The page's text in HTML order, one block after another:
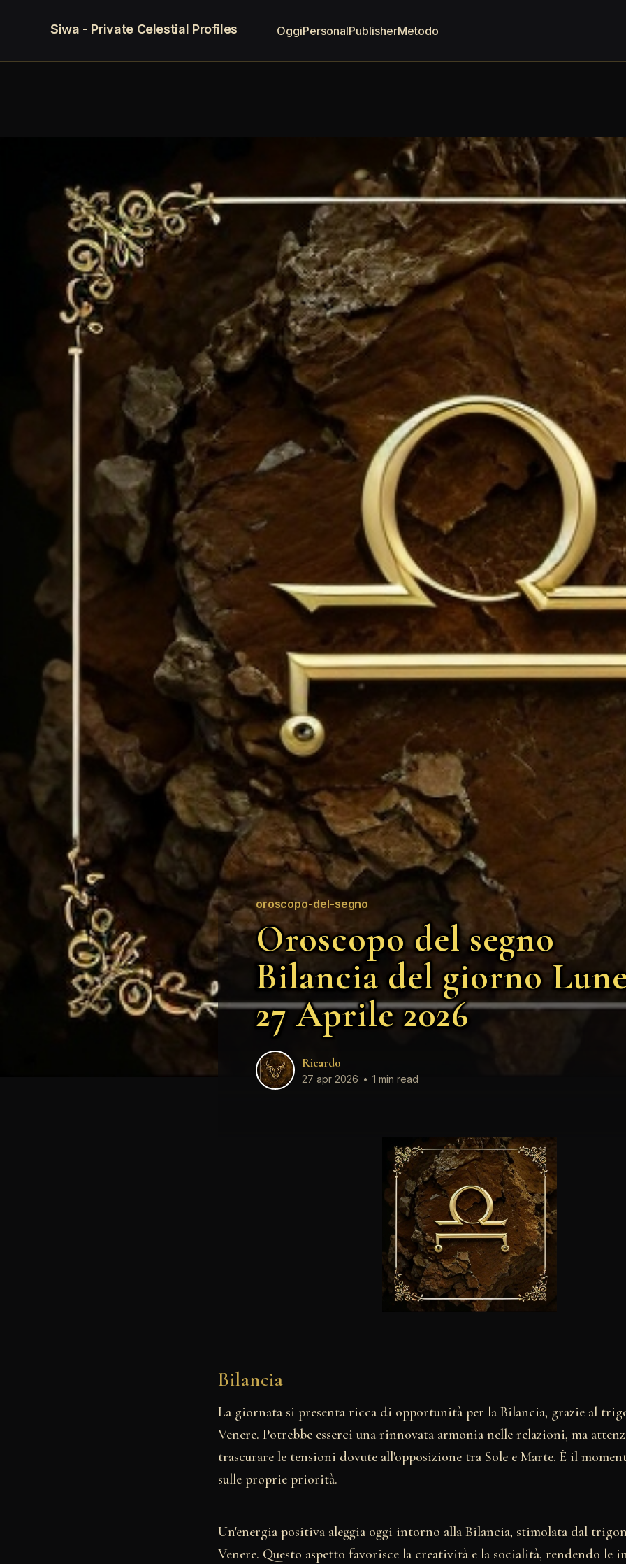
Siwa - Private Celestial Profiles OggiPersonalPublisherMetodo
oroscopo-del-segno
Oroscopo del segno
Bilancia del giorno
27 Aprile 2026
Ricardo
27 apr 2026 • 1 min read
Bilancia
La giornata si presenta ricca di opportunità per la Bilancia, grazie al
Venere. Potrebbe esserci una rinnovata armonia nelle relazioni, ma
trascurare le tensioni dovute all'opposizione tra Sole e Marte. È il
sulle proprie priorità.
Un'energia positiva aleggia oggi intorno alla Bilancia, stimolata dal
Venere. Questo aspetto favorisce la creatività e la socialità, rendendo le